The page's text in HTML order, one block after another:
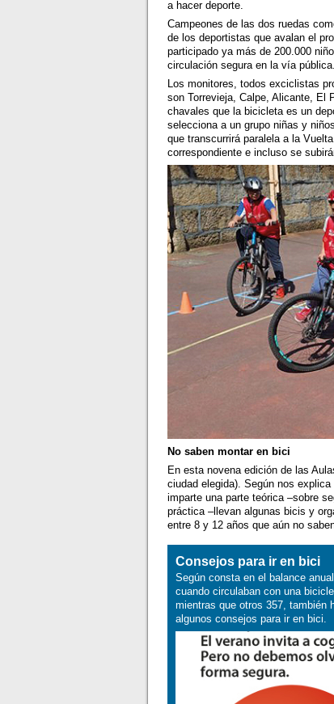
a hacer deporte.
Campeones de las dos ruedas
de los deportistas que avalan el
participado ya más de 200.000
circulación segura en la vía pública.
Los monitores, todos exciclistas
son Torrevieja, Calpe, Alicante, El
chavales que la bicicleta es un
selecciona a un grupo niñas y
que transcurrirá paralela a la
correspondiente e incluso se
No saben montar en bici
En esta novena edición de las
ciudad elegida). Según nos
imparte una parte teórica –sobre
práctica –llevan algunas bicis y
entre 8 y 12 años que aún no
Consejos para ir en bici
Según consta en el balance
cuando circulaban con una
mientras que otros 357, también
algunos consejos para ir en bici.